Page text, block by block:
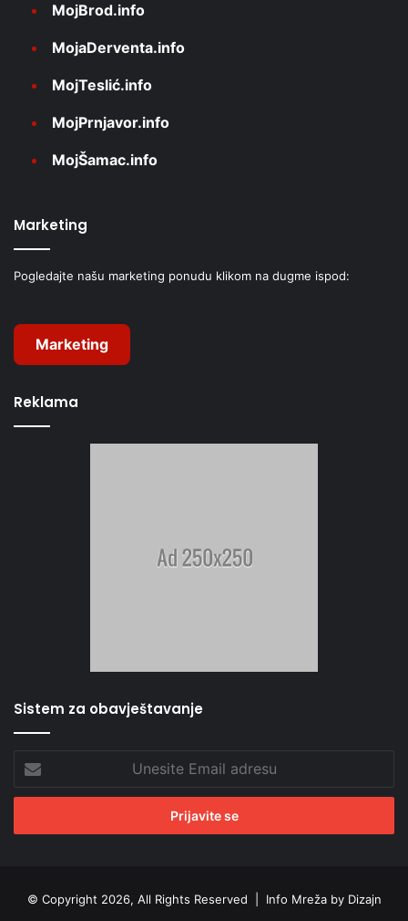
MojBrod.info
MojaDerventa.info
MojTeslić.info
MojPrnjavor.info
MojŠamac.info
Marketing
Pogledajte našu marketing ponudu klikom na dugme ispod:
Marketing
Reklama
Sistem za obavještavanje
Email
adresu
© Copyright 2026, All Rights Reserved | Info Mreža by Dizajn